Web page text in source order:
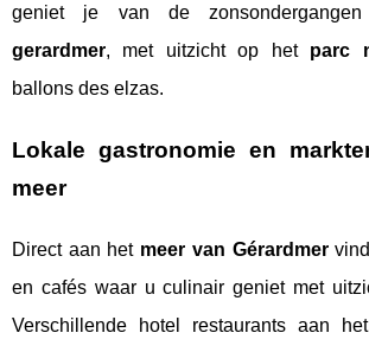
geniet je van de
gerardmer, met uitzicht op het parc
ballons des elzas.
Lokale gastronomie en
meer
Direct aan het meer van Gérardmer
en cafés waar u culinair geniet met
Verschillende hotel restaurants aan